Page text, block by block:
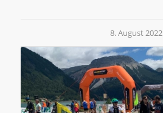
8. August 2022